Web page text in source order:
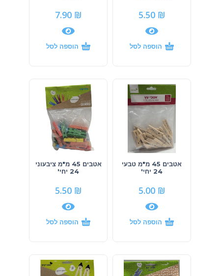
5.50 ₪
הוספה לסל
7.90 ₪
הוספה לסל
אטבים 45 מ"מ טבעי
24 יחי'
5.00 ₪
הוספה לסל
אטבים 45 מ"מ ציבעוני
24 יחי'
5.50 ₪
הוספה לסל